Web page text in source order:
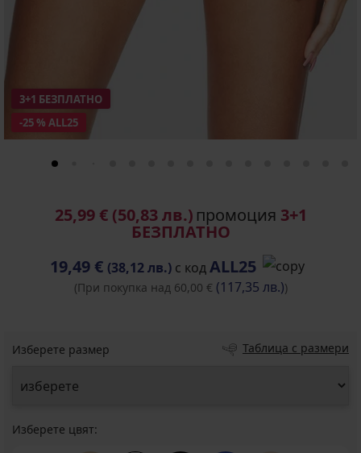
-25 % ALL25
3+1 БЕЗПЛАТНО
25,99 € (50,83 лв.) промоция 3+1
БЕЗПЛАТНО
19,49 € (38,12 лв.) с кодALL25
(При покупка над 60,00 € (117,35 лв.))
Изберете размер Таблица с размери
Изберете цвят: